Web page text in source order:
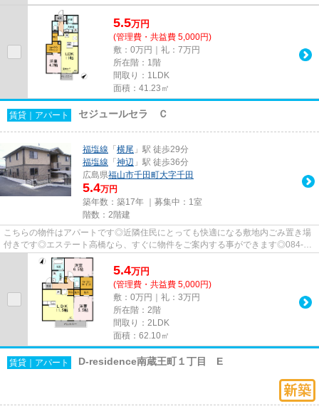
5.5万円
(管理費・共益費 5,000円)
敷：0万円｜礼：7万円
所在階：1階
間取り：1LDK
面積：41.23㎡
賃貸｜アパート セジュールセラ Ｃ
福塩線 「 横尾 」駅 徒歩29分
福塩線 「 神辺 」駅 徒歩36分
広島県福山市千田町大字千田
5.4万円
築年数：築17年 ｜募集中： 1室
階数：2階建
こちらの物件はアパートです◎近隣住民にとっても快適になる敷地内ごみ置き場
付きです◎エステート高橋なら、すぐに物件をご案内する事ができます◎084-
928-1818からいつでも見学のご予約...
5.4万円
(管理費・共益費 5,000円)
敷：0万円｜礼：3万円
所在階：2階
間取り：2LDK
面積：62.10㎡
賃貸｜アパート D-residence南蔵王町１丁目 E